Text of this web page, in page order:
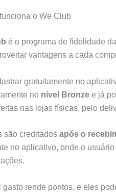
o We Club
é o programa de fidelidade da
vantagens a cada
gratuitamente no
no nível Bronze e já
nas lojas físicas, pelo
são creditados após o
no aplicativo, onde o
gasto rende pontos, e eles